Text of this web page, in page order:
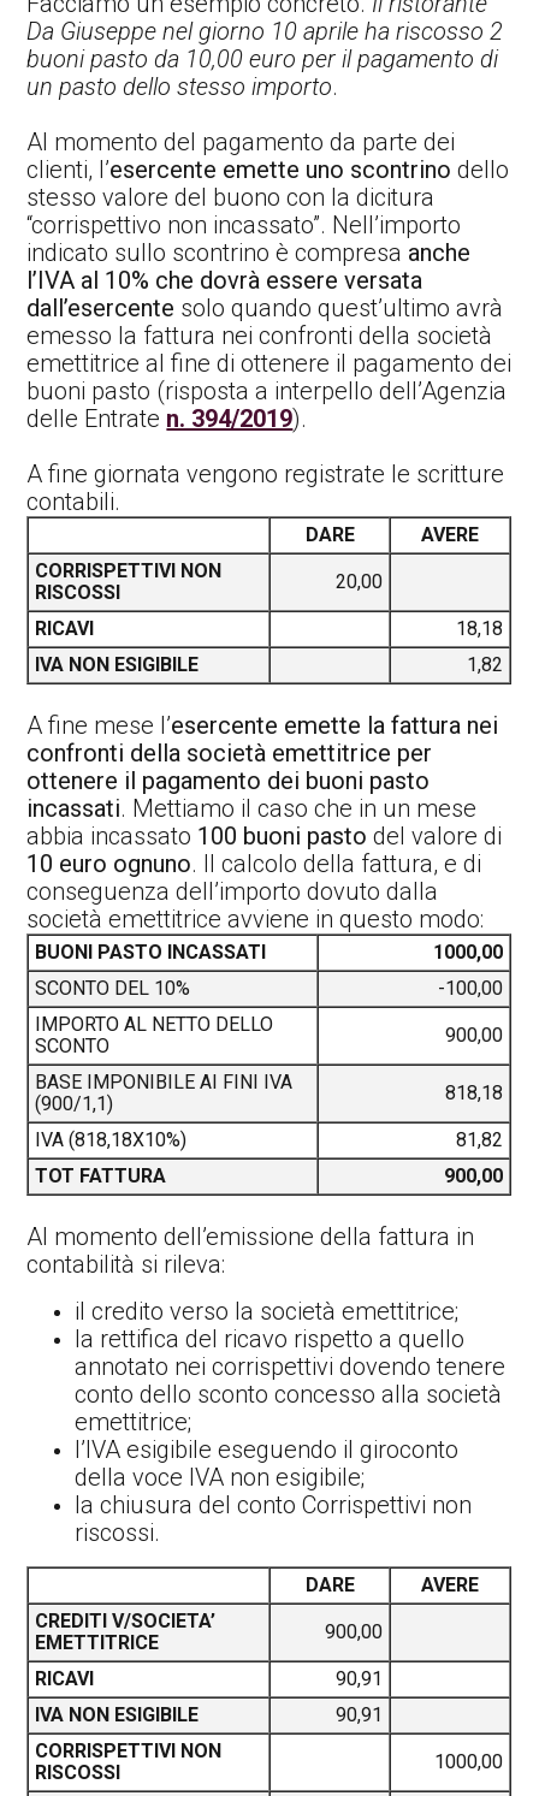
Da Giuseppe nel giorno 10 aprile ha riscosso 2
buoni pasto da 10,00 euro per il pagamento di
un pasto dello stesso importo.
Al momento del pagamento da parte dei
clienti, l’esercente emette uno scontrino dello
stesso valore del buono con la dicitura
“corrispettivo non incassato”. Nell’importo
indicato sullo scontrino è compresa anche
l’IVA al 10% che dovrà essere versata
dall’esercente solo quando quest’ultimo avrà
emesso la fattura nei confronti della società
emettitrice al fine di ottenere il pagamento dei
buoni pasto (risposta a interpello dell’Agenzia
delle Entrate n. 394/2019).
A fine giornata vengono registrate le scritture
contabili.
DARE
AVERE
CORRISPETTIVI NON
RISCOSSI
20,00
RICAVI
18,18
IVA NON ESIGIBILE
1,82
A fine mese l’esercente emette la fattura nei
confronti della società emettitrice per
ottenere il pagamento dei buoni pasto
incassati. Mettiamo il caso che in un mese
abbia incassato 100 buoni pasto del valore di
10 euro ognuno. Il calcolo della fattura, e di
conseguenza dell’importo dovuto dalla
società emettitrice avviene in questo modo:
BUONI PASTO INCASSATI
1000,00
SCONTO DEL 10%
-100,00
IMPORTO AL NETTO DELLO
SCONTO
900,00
BASE IMPONIBILE AI FINI IVA
(900/1,1)
818,18
IVA (818,18X10%)
81,82
TOT FATTURA
900,00
Al momento dell’emissione della fattura in
contabilità si rileva:
il credito verso la società emettitrice;
la rettifica del ricavo rispetto a quello
annotato nei corrispettivi dovendo tenere
conto dello sconto concesso alla società
emettitrice;
l’IVA esigibile eseguendo il giroconto
della voce IVA non esigibile;
la chiusura del conto Corrispettivi non
riscossi.
DARE
AVERE
CREDITI V/SOCIETA’
EMETTITRICE
900,00
RICAVI
90,91
IVA NON ESIGIBILE
90,91
CORRISPETTIVI NON
RISCOSSI
1000,00